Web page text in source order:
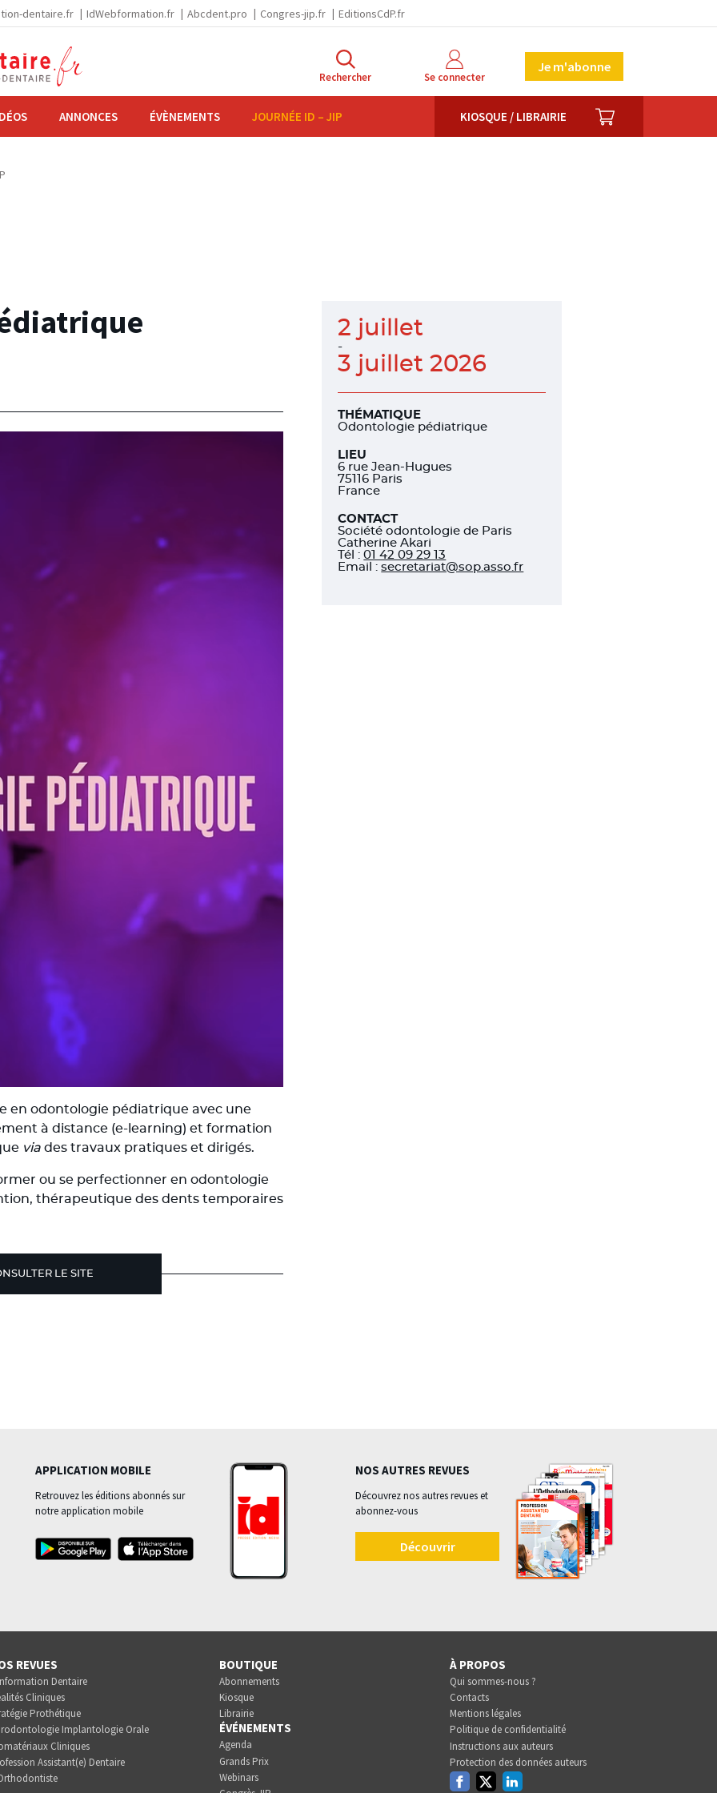
dentaire.fr IdWebformation.fr Abcdent.pro Congres-jip.fr EditionsCdP.fr
Rechercher Se connecter
Je m'abonne
ANNONCES ÉVÈNEMENTS JOURNÉE ID – JIP KIOSQUE / LIBRAIRIE PANIER
en odontologie pédiatrique avec une
à distance (e-learning) et formation
viades travaux pratiques et dirigés.
ou se perfectionner en odontologie
thérapeutique des dents temporaires
LE SITE
2 juillet
-
3 juillet 2026
THÉMATIQUE
Odontologie pédiatrique
LIEU
6 rue Jean-Hugues
75116 Paris
France
CONTACT
Société odontologie de Paris
Catherine Akari
Tél :01 42 09 29 13
Email :secretariat@sop.asso.fr
APPLICATION MOBILE
Retrouvez les éditions abonnés sur
notre application mobile
NOS AUTRES REVUES
Découvrez nos autres revues et
abonnez-vous
Découvrir
REVUES
Dentaire
Cliniques
Prothétique
Implantologie Orale
Cliniques
Assistant(e) Dentaire
BOUTIQUE
Abonnements
Kiosque
Librairie
ÉVÉNEMENTS
Agenda
Grands Prix
Webinars
À PROPOS
Qui sommes-nous ?
Contacts
Mentions légales
Politique de confidentialité
Instructions aux auteurs
Protection des données auteurs
FacebookTwitterLinkedin